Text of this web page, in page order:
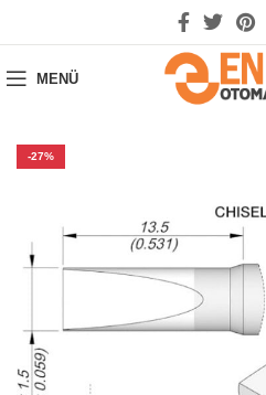
MENÜ
-27%